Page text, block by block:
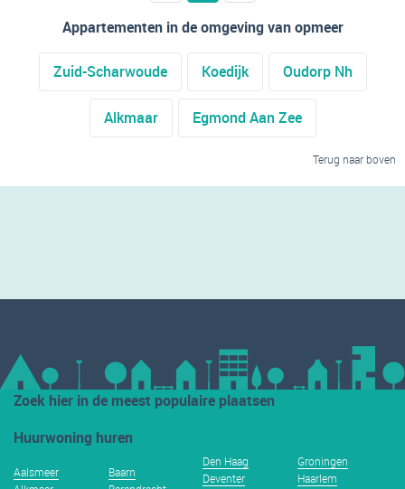
Appartementen in de omgeving van opmeer
Zuid-Scharwoude Koedijk Oudorp Nh
Alkmaar Egmond Aan Zee
Terug naar boven
Zoek hier in de meest populaire plaatsen
Huurwoning huren
Aalsmeer
Baarn
Den Haag
Deventer
Groningen
Haarlem